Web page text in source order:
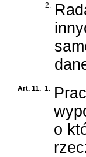
2.
Art. 11. 1.
o